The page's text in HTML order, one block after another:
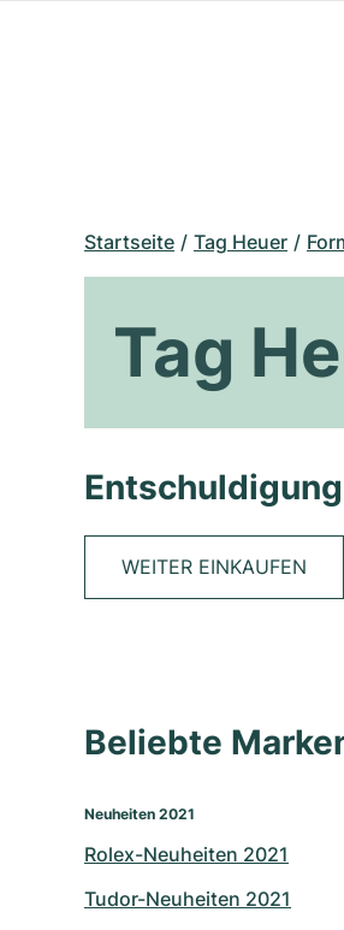
Startseite Tag Heuer
Tag
WEITER EINKAUFEN
Beliebte
Neuheiten 2021
Rolex-Neuheiten 2021
Tudor-Neuheiten 2021